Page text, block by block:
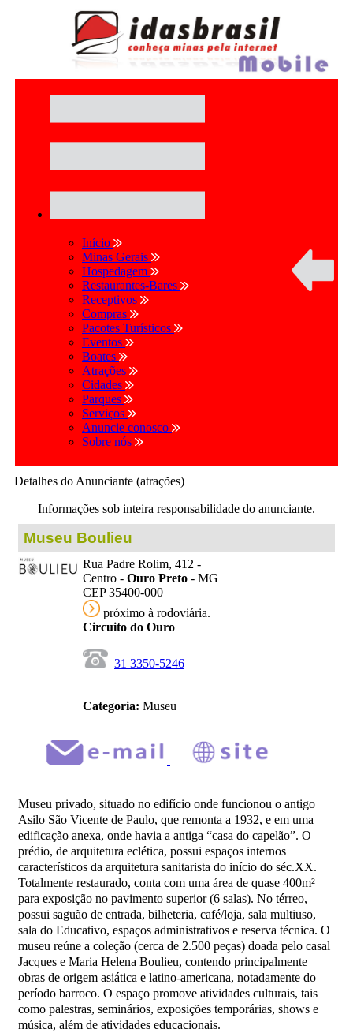
Início
Minas Gerais
Hospedagem
Restaurantes-Bares
Receptivos
Compras
Pacotes Turísticos
Eventos
Boates
Atrações
Cidades
Parques
Serviços
Anuncie conosco
Sobre nós
Detalhes do Anunciante (atrações)
Informações sob inteira responsabilidade do anunciante.
Museu Boulieu
Rua Padre Rolim, 412 -
Centro - Ouro Preto - MG
CEP 35400-000
próximo à rodoviária.
Circuito do Ouro
31 3350-5246
Categoria: Museu
Museu privado, situado no edifício onde funcionou o antigo
Asilo São Vicente de Paulo, que remonta a 1932, e em uma
edificação anexa, onde havia a antiga “casa do capelão”. O
prédio, de arquitetura eclética, possui espaços internos
característicos da arquitetura sanitarista do início do séc.XX.
Totalmente restaurado, conta com uma área de quase 400m²
para exposição no pavimento superior (6 salas). No térreo,
possui saguão de entrada, bilheteria, café/loja, sala multiuso,
sala do Educativo, espaços administrativos e reserva técnica. O
museu reúne a coleção (cerca de 2.500 peças) doada pelo casal
Jacques e Maria Helena Boulieu, contendo principalmente
obras de origem asiática e latino-americana, notadamente do
período barroco. O espaço promove atividades culturais, tais
como palestras, seminários, exposições temporárias, shows e
música, além de atividades educacionais.